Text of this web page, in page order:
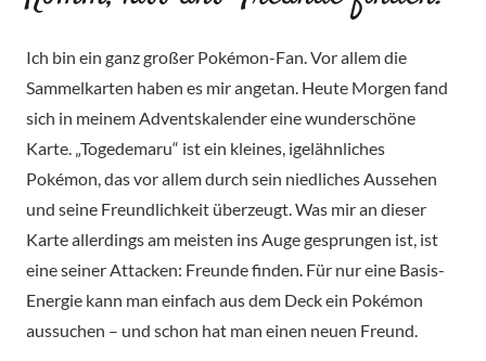
Ich bin ein ganz großer Pokémon-Fan. Vor allem die
Sammelkarten haben es mir angetan. Heute Morgen fand
sich in meinem Adventskalender eine wunderschöne
Karte. „Togedemaru“ ist ein kleines, igelähnliches
Pokémon, das vor allem durch sein niedliches Aussehen
und seine Freundlichkeit überzeugt. Was mir an dieser
Karte allerdings am meisten ins Auge gesprungen ist, ist
eine seiner Attacken: Freunde finden. Für nur eine Basis-
Energie kann man einfach aus dem Deck ein Pokémon
aussuchen – und schon hat man einen neuen Freund.